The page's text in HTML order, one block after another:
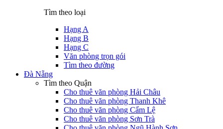
Tìm theo loại
Hạng A
Hạng B
Hạng C
Văn phòng trọn gói
Tìm theo đường
Đà Nẵng
Tìm theo Quận
Cho thuê văn phòng Hải Châu
Cho thuê văn phòng Thanh Khê
Cho thuê văn phòng Cẩm Lệ
Cho thuê văn phòng Sơn Trà